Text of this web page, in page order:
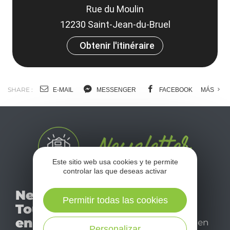
Rue du Moulin
12230 Saint-Jean-du-Bruel
Obtenir l'itinéraire
SHARE : E-MAIL MESSENGER FACEBOOK MÁS
Newsletter
Tourismo
en Aveyron
No se pierda nuestro
mensual newsletter y
déjese inspirar para
disfrutar de su estancia en
Este sitio web usa cookies y te permite
controlar las que deseas activar
Permitir todas las cookies